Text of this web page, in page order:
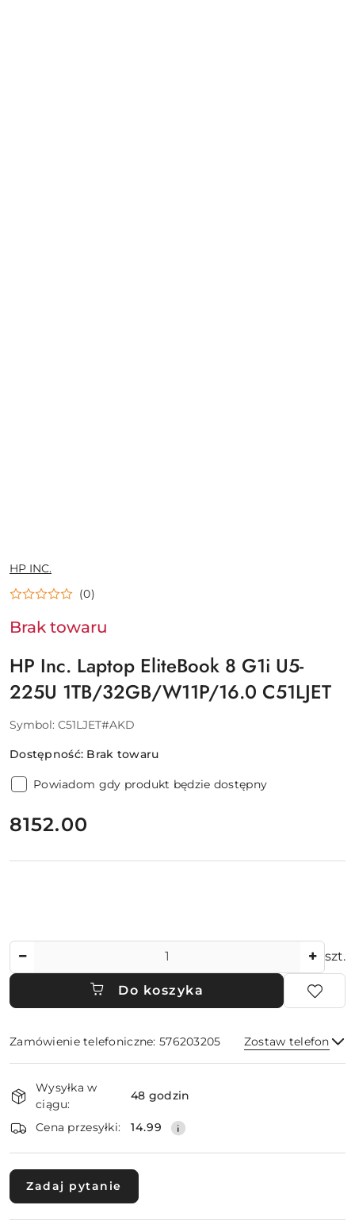
NAZWA
PRODUCENTA:
HP INC.
(0)
Brak towaru
HP Inc. Laptop EliteBook 8 G1i U5-
225U 1TB/32GB/W11P/16.0 C51LJET
Symbol: C51LJET#AKD
Dostępność: Brak towaru
Powiadom gdy produkt będzie dostępny
cena:
8152.00
szt.
Do koszyka
Zamówienie telefoniczne: 576203205 Zostaw telefon
Dostępność
i
dostawa
Wysyłka w
ciągu:
48 godzin
Cena przesyłki: 14.99
Zadaj pytanie